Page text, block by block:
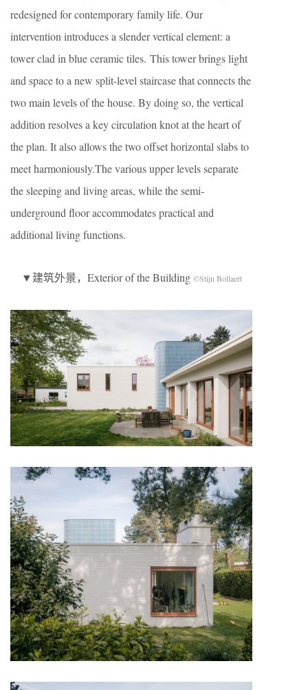
redesigned for contemporary family life. Our
intervention introduces a slender vertical element: a
tower clad in blue ceramic tiles. This tower brings light
and space to a new split-level staircase that connects the
two main levels of the house. By doing so, the vertical
addition resolves a key circulation knot at the heart of
the plan. It also allows the two offset horizontal slabs to
meet harmoniously.The various upper levels separate
the sleeping and living areas, while the semi-
underground floor accommodates practical and
additional living functions.
▼建筑外景，Exterior of the Building ©Stijn Bollaert